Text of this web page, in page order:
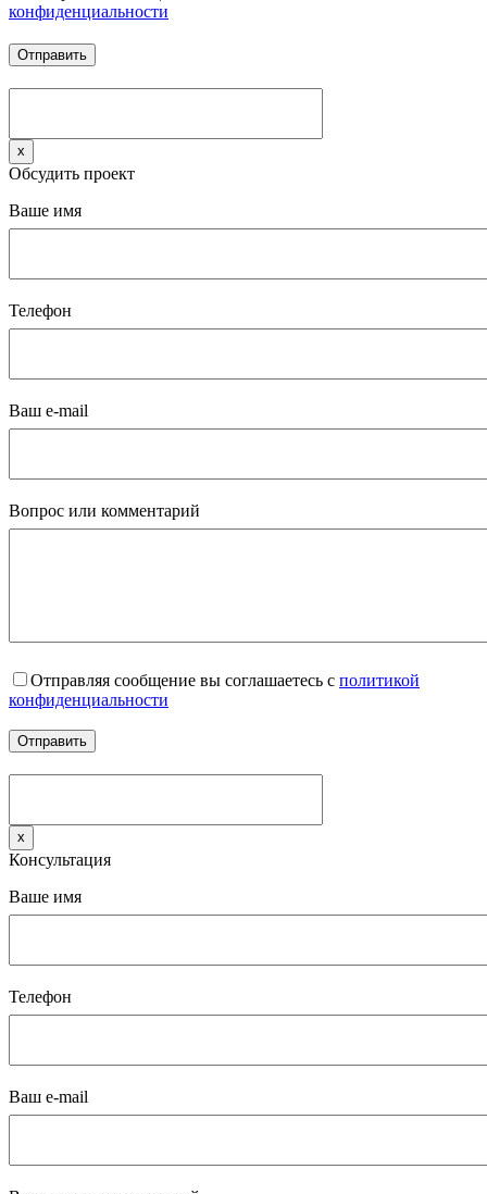
конфиденциальности
x
Обсудить проект
Ваше имя
Телефон
Ваш e-mail
Вопрос или комментарий
Отправляя сообщение вы соглашаетесь с политикой
конфиденциальности
x
Консультация
Ваше имя
Телефон
Ваш e-mail